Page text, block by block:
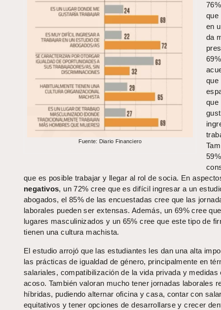
Fuente: Diario Financiero
que
en
da
que
que
59%
que es posible trabajar y llegar al rol de socia. En
negativos, un 72% cree que es difícil ingresar a un
abogados, el 85% de las encuestadas cree que las
laborales pueden ser extensas. Además, un 69% cree
lugares masculinizados y un 65% cree que este tipo de
tienen una cultura machista.
El estudio arrojó que las estudiantes les dan una alta
las prácticas de igualdad de género, principalmente en
salariales, compatibilización de la vida privada y medidas
acoso. También valoran mucho tener jornadas laborales
híbridas, pudiendo alternar oficina y casa, contar con
equitativos y tener opciones de desarrollarse y crecer